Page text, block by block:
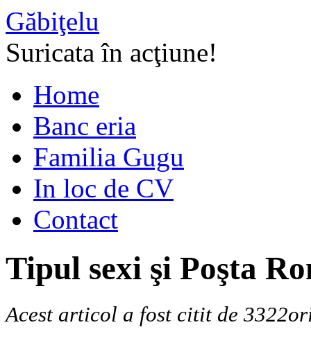
Găbiţelu
Suricata în acţiune!
Home
Banc eria
Familia Gugu
In loc de CV
Contact
Tipul sexi şi Poşta
Acest articol a fost citit de